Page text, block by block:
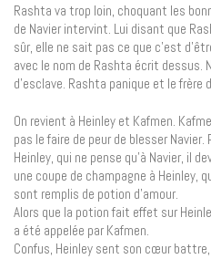
Rashta va trop loin, choquant les
de Navier intervint. Lui disant que
sûr, elle ne sait pas ce que c’est
avec le nom de Rashta écrit dessus.
d’esclave. Rashta panique et le frère
On revient à Heinley et Kafmen.
pas le faire de peur de blesser
Heinley, qui ne pense qu’à Navier, il
une coupe de champagne à Heinley,
sont remplis de potion d’amour.
Alors que la potion fait effet sur
a été appelée par Kafmen.
Confus, Heinley sent son cœur battre,